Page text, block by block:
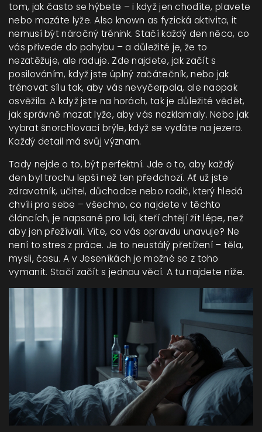
tom, jak často se hýbete – i když jen chodíte, plavete
nebo mazáte lyže. Also known as fyzická aktivita, it
nemusí být náročný trénink. Stačí každý den něco, co
vás přivede do pohybu – a důležité je, že to
nezatěžuje, ale raduje. Zde najdete, jak začít s
posilováním, když jste úplný začátečník, nebo jak
trénovat sílu tak, aby vás nevyčerpala, ale naopak
osvěžila. A když jste na horách, tak je důležité vědět,
jak správně mazat lyže, aby vás nezklamaly. Nebo jak
vybrat šnorchlovací brýle, když se vydáte na jezero.
Každý detail má svůj význam.
Tady nejde o to, být perfektní. Jde o to, aby každý
den byl trochu lepší než ten předchozí. Ať už jste
zdravotník, učitel, důchodce nebo rodič, který hledá
chvíli pro sebe – všechno, co najdete v těchto
článcích, je napsané pro lidi, kteří chtějí žít lépe, než
aby jen přežívali. Víte, co vás opravdu unavuje? Ne
není to stres z práce. Je to neustálý přetížení – těla,
mysli, času. A v Jeseníkách je možné se z toho
vymanit. Stačí začít s jednou věcí. A tu najdete níže.